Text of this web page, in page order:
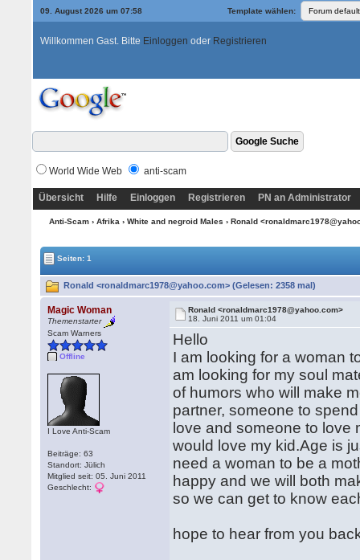
09. August 2026 um 07:58 Template wählen:
Willkommen Gast. Bitte Einloggen oder Registrieren
World Wide Web anti-scam
Übersicht Hilfe Einloggen Registrieren PN an Administrator
Anti-Scam› Afrika › White and negroid Males › Ronald
Seiten: 1
Ronald <ronaldmarc1978@yahoo.com> (Gelesen: 2358 mal)
Magic Woman
Themenstarter
Scam Warners
Offline
I Love Anti-Scam
Beiträge: 63
Standort: Jülich
Mitglied seit: 05. Juni 2011
Geschlecht:
Ronald <ronaldmarc1978@yahoo.com>
18. Juni 2011 um 01:04
Hello
I am looking for a woman
am looking for my soul
of humors who will make
partner, someone to
love and someone to
would love my kid.Age is
need a woman to be a
happy and we will both
so we can get to know
hope to hear from you